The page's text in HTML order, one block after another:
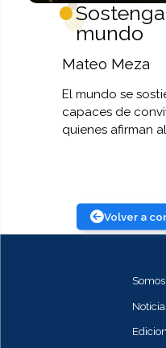
Volver a
mundo
Mateo Meza
El mundo se
capaces de
quienes afirman
Somos